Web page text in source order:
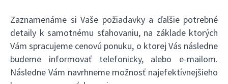
Zaznamenáme si Vaše požiadavky a ďalšie potrebné
detaily k samotnému sťahovaniu, na základe ktorých
Vám spracujeme cenovú ponuku, o ktorej Vás následne
budeme informovať telefonicky, alebo e-mailom.
Následne Vám navrhneme možnosť najefektívnejšieho